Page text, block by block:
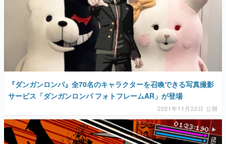
『ダンガンロンパ』全70名のキャラクターを召喚できる写真撮影
サービス「ダンガンロンパ フォトフレームAR」が登場
2021年11月22日 公開